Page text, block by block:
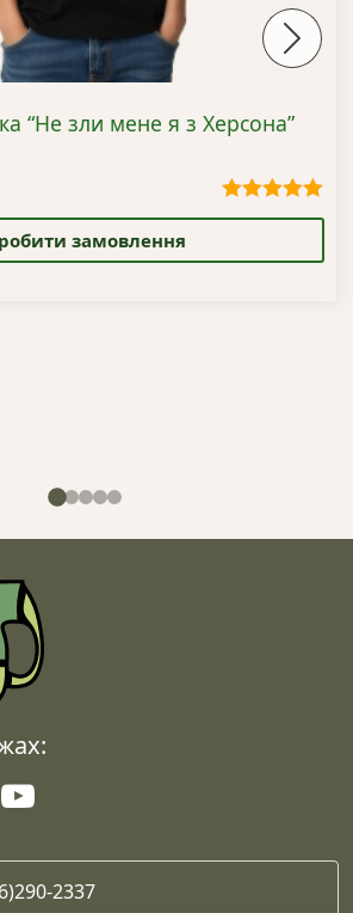
“Не зли мене я з Херсона”
Оцінено в
грн
замовлення
Next
2337